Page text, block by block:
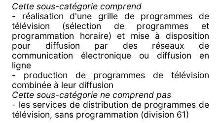
Cette sous-catégorie comprend
- réalisation d'une grille de programmes de
télévision (sélection de programmes et
programmation horaire) et mise à disposition
pour diffusion par des réseaux de
communication électronique ou diffusion en
ligne
- production de programmes de télévision
combinée à leur diffusion
Cette sous-catégorie ne comprend pas
- les services de distribution de programmes de
télévision, sans programmation (division 61)